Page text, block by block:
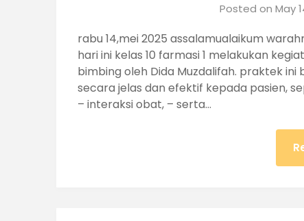
Posted on May
rabu 14,mei 2025 assalamualaikum
hari ini kelas 10 farmasi 1 melakukan
bimbing oleh Dida Muzdalifah. praktek
secara jelas dan efektif kepada pasien,
– interaksi obat, – serta…